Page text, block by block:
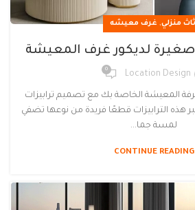
منزلي, غرف معيشه
صغيرة لديكور غرف المعيشة
Location Design
0
المعيشة الخاصة بك مع تصميم ترابيزات
هذه الترابيزات قطعًا فريدة من نوعها تضفي
لمسة جما...
CONTINUE READING